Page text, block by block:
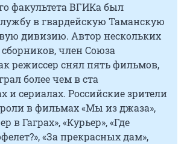
факультета ВГИКа был
в гвардейскую Таманскую
дивизию. Автор нескольких
член Союза
режиссер снял пять фильмов,
более чем в ста
и сериалах. Российские зрители
в фильмах «Мы из джаза»,
в Гаграх», «Курьер», «Где
«За прекрасных дам»,